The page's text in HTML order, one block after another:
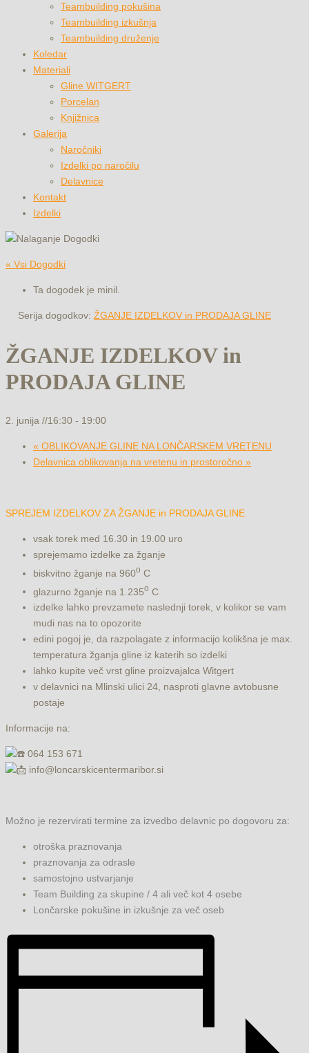
Teambuilding pokušina
Teambuilding izkušnja
Teambuilding druženje
Koledar
Materiali
Gline WITGERT
Porcelan
Knjižnica
Galerija
Naročniki
Izdelki po naročilu
Delavnice
Kontakt
Izdelki
« Vsi Dogodki
Ta dogodek je minil.
Serija dogodkov: ŽGANJE IZDELKOV in PRODAJA GLINE
ŽGANJE IZDELKOV in
PRODAJA GLINE
2. junija //16:30 - 19:00
« OBLIKOVANJE GLINE NA LONČARSKEM VRETENU
Delavnica oblikovanja na vretenu in prostoročno »
SPREJEM IZDELKOV ZA ŽGANJE in PRODAJA GLINE
vsak torek med 16.30 in 19.00 uro
sprejemamo izdelke za žganje
biskvitno žganje na 960o C
glazurno žganje na 1.235o C
izdelke lahko prevzamete naslednji torek, v kolikor se vam
mudi nas na to opozorite
edini pogoj je, da razpolagate z informacijo kolikšna je max.
temperatura žganja gline iz katerih so izdelki
lahko kupite več vrst gline proizvajalca Witgert
v delavnici na Mlinski ulici 24, nasproti glavne avtobusne
postaje
Informacije na:
064 153 671
info@loncarskicentermaribor.si
Možno je rezervirati termine za izvedbo delavnic po dogovoru za:
otroška praznovanja
praznovanja za odrasle
samostojno ustvarjanje
Team Building za skupine / 4 ali več kot 4 osebe
Lončarske pokušine in izkušnje za več oseb